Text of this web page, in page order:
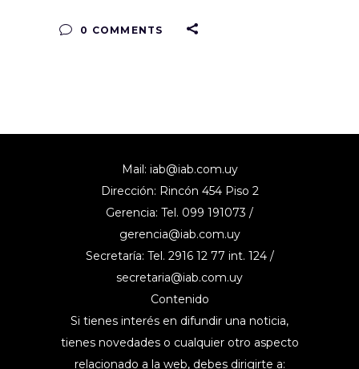
0 COMMENTS
Mail: iab@iab.com.uy
Dirección: Rincón 454 Piso 2
Gerencia: Tel. 099 191073 /
gerencia@iab.com.uy
Secretaría: Tel. 2916 12 77 int. 124 /
secretaria@iab.com.uy
Contenido
Si tienes interés en difundir una noticia,
tienes novedades o cualquier otro aspecto
relacionado a la web, debes dirigirte a: